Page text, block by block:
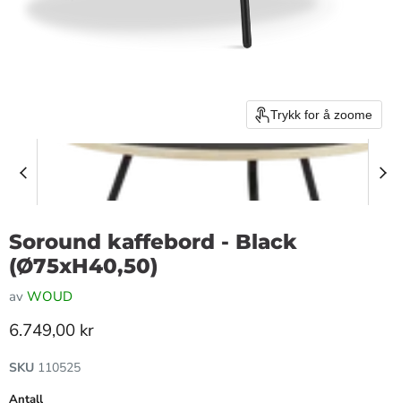
Trykk for å zoome
Soround kaffebord - Black
(Ø75xH40,50)
av WOUD
Gjeldende pris
6.749,00 kr
SKU 110525
Antall